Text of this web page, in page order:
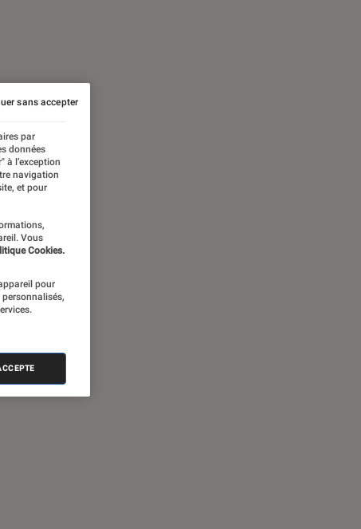
par
données
à l’exception
navigation
et pour
Vous
Cookies.
pour
sans accepter